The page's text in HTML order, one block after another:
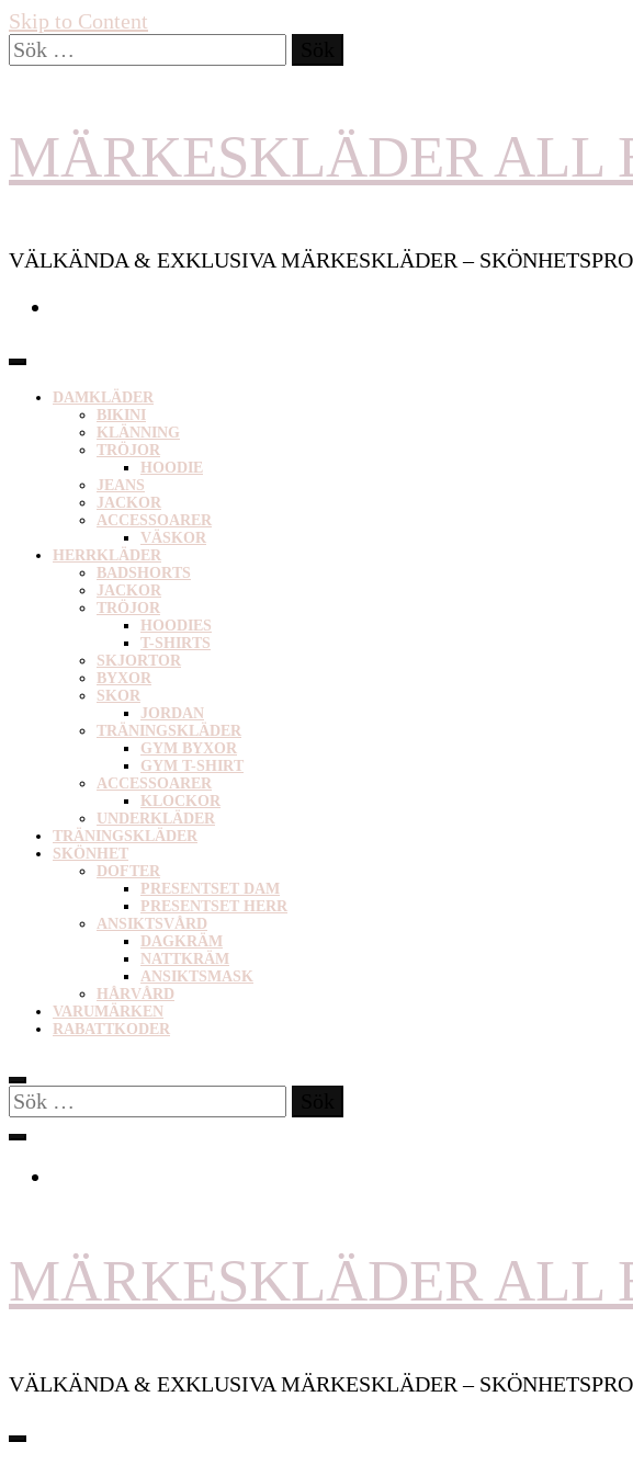
Skip to Content
Sök
efter:
MÄRKESKLÄDER ALL
VÄLKÄNDA & EXKLUSIVA MÄRKESKLÄDER –
DAMKLÄDER
BIKINI
KLÄNNING
TRÖJOR
HOODIE
JEANS
JACKOR
ACCESSOARER
VÄSKOR
HERRKLÄDER
BADSHORTS
JACKOR
TRÖJOR
HOODIES
T-SHIRTS
SKJORTOR
BYXOR
SKOR
JORDAN
TRÄNINGSKLÄDER
GYM BYXOR
GYM T-SHIRT
ACCESSOARER
KLOCKOR
UNDERKLÄDER
TRÄNINGSKLÄDER
SKÖNHET
DOFTER
PRESENTSET DAM
PRESENTSET HERR
ANSIKTSVÅRD
DAGKRÄM
NATTKRÄM
ANSIKTSMASK
HÅRVÅRD
VARUMÄRKEN
RABATTKODER
Sök
efter:
MÄRKESKLÄDER ALL
VÄLKÄNDA & EXKLUSIVA MÄRKESKLÄDER –